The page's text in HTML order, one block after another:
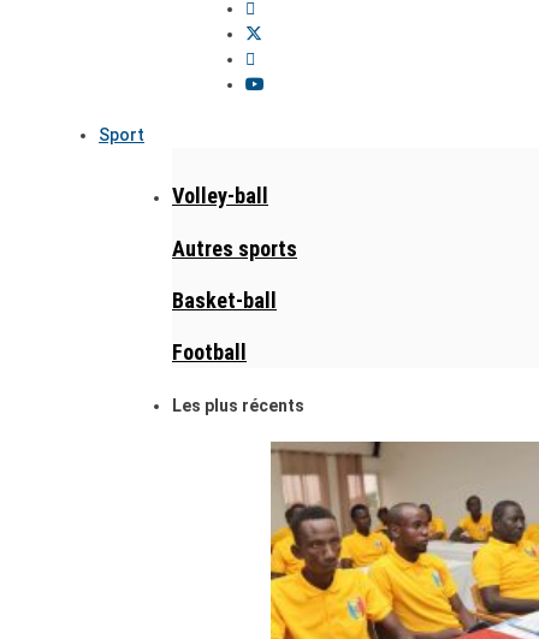
Sport
Volley-ball
Autres sports
Basket-ball
Football
Les plus récents